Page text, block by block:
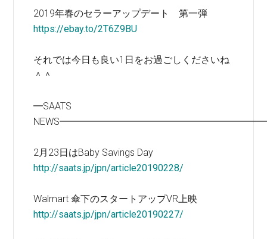
2019年春のセラーアップデート 第一弾
https://ebay.to/2T6Z9BU
それでは今日も良い1日をお過ごしくださいね
＾＾
━SAATS
2月23日はBaby Savings Day
http://saats.jp/jpn/article20190228/
Walmart 傘下のスタートアップVR上映
http://saats.jp/jpn/article20190227/